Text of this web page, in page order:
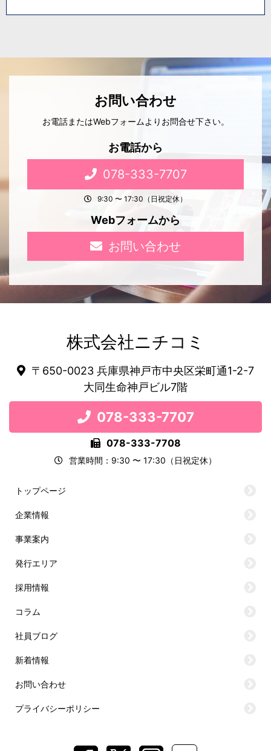
お問い合わせ
お電話またはWebフォームよりお問合せ下さい。
お電話から
078-333-7707
9:30 〜 17:30（日祝定休）
Webフォームから
お問い合わせ
株式会社ニチコミ
〒650-0023 兵庫県神戸市中央区栄町通1-2-7
大同生命神戸ビル7階
078-333-7707
078-333-7708
営業時間：9:30 〜 17:30（日祝定休）
トップページ
企業情報
事業案内
発行エリア
採用情報
コラム
社員ブログ
新着情報
お問い合わせ
プライバシーポリシー